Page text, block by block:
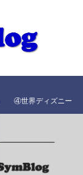
④世界ディズニー